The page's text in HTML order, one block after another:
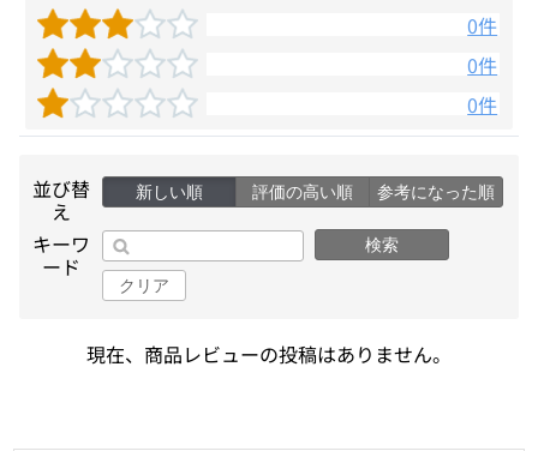
0件
0件
0件
並び替
え
新しい順 評価の高い順 参考になった順
キーワ
ード
検索
クリア
現在、商品レビューの投稿はありません。